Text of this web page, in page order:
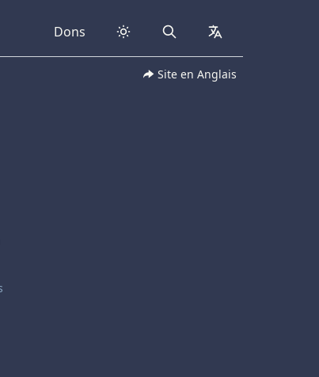
Dons Search collapsed
Site en Anglais